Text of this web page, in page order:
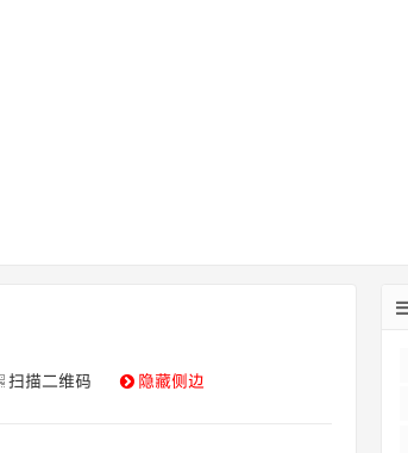
扫描二维码 隐藏侧边